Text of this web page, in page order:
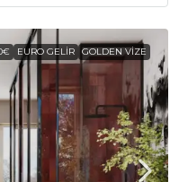
EURO GELIR GOLDEN VIZE